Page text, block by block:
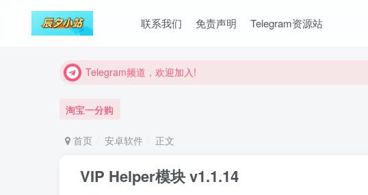
联系我们 免责声明 Telegram资源站
Telegram频道，欢迎加入!
Telegram频道，欢迎加入!
淘宝一分购
首页 安卓软件 正文
VIP Helper模块 v1.1.14